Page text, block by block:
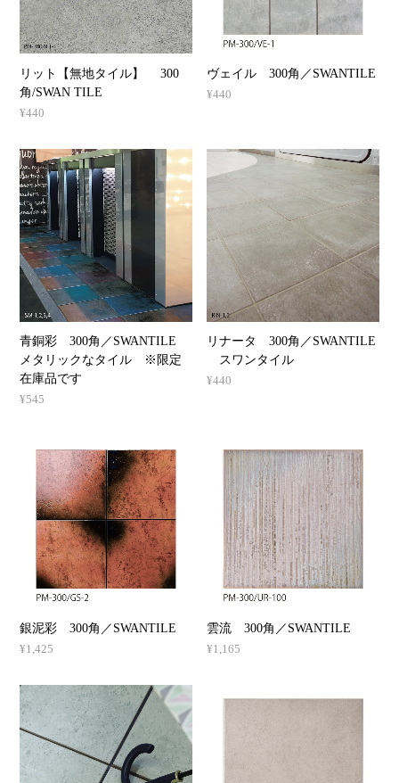
リット【無地タイル】 300
角/SWAN TILE
¥440
ヴェイル 300角／SWANTILE
¥440
青銅彩 300角／SWANTILE
メタリックなタイル ※限定
在庫品です
¥545
リナータ 300角／SWANTILE
スワンタイル
¥440
銀泥彩 300角／SWANTILE
¥1,425
雲流 300角／SWANTILE
¥1,165